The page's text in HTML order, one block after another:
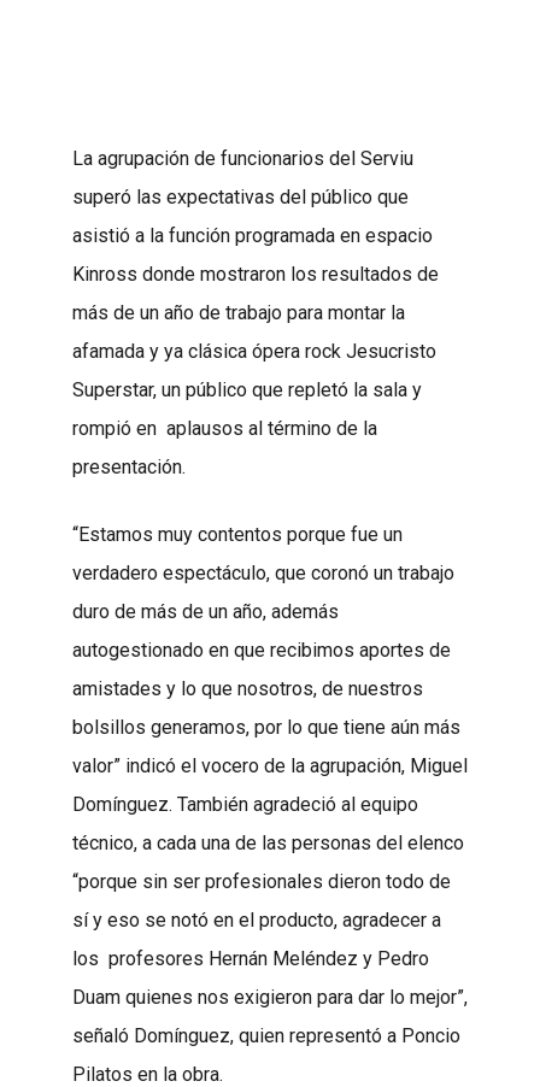
La agrupación de funcionarios del Serviu
superó las expectativas del público que
asistió a la función programada en espacio
Kinross donde mostraron los resultados de
más de un año de trabajo para montar la
afamada y ya clásica ópera rock Jesucristo
Superstar, un público que repletó la sala y
rompió en aplausos al término de la
presentación.
“Estamos muy contentos porque fue un
verdadero espectáculo, que coronó un trabajo
duro de más de un año, además
autogestionado en que recibimos aportes de
amistades y lo que nosotros, de nuestros
bolsillos generamos, por lo que tiene aún más
valor” indicó el vocero de la agrupación, Miguel
Domínguez. También agradeció al equipo
técnico, a cada una de las personas del elenco
“porque sin ser profesionales dieron todo de
sí y eso se notó en el producto, agradecer a
los profesores Hernán Meléndez y Pedro
Duam quienes nos exigieron para dar lo mejor”,
señaló Domínguez, quien representó a Poncio
Pilatos en la obra.